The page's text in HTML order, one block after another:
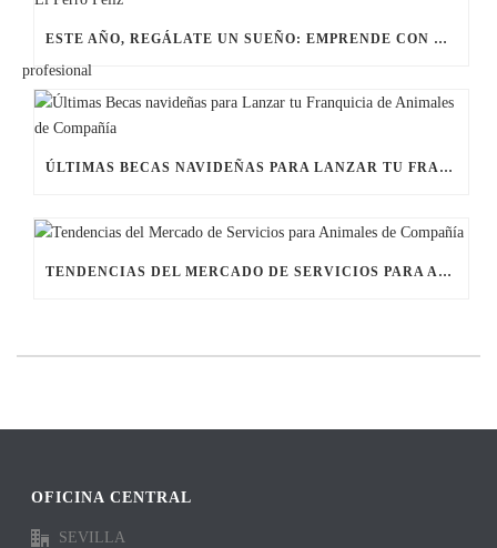
ESTE AÑO, REGÁLATE UN SUEÑO: EMPRENDE CON UNA FRANQUICIA DE EL PERRO FELIZ
ÚLTIMAS BECAS NAVIDEÑAS PARA LANZAR TU FRANQUICIA DE ANIMALES DE COMPAÑÍA
TENDENCIAS DEL MERCADO DE SERVICIOS PARA ANIMALES DE COMPAÑÍA
OFICINA CENTRAL
SEVILLA